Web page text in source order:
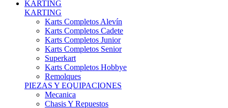
KARTING
KARTING
Karts Completos Alevín
Karts Completos Cadete
Karts Completos Junior
Karts Completos Senior
Superkart
Karts Completos Hobbye
Remolques
PIEZAS Y EQUIPACIONES
Mecanica
Chasis Y Repuestos